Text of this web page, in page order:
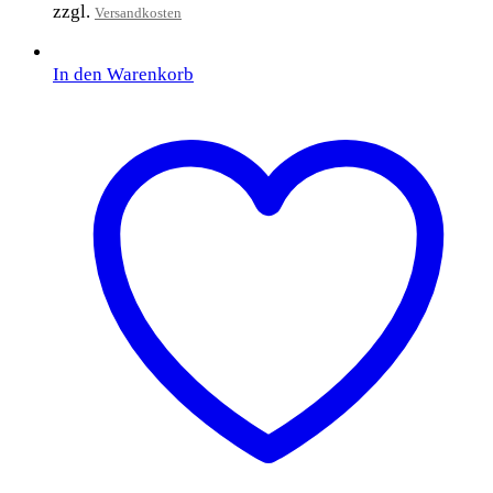
zzgl. Versandkosten
In den Warenkorb